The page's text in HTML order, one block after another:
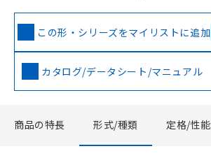
この形・シリーズをマイリストに追加
カタログ/データシート/マニュアル
商品の特長 形式/種類 定格/性能